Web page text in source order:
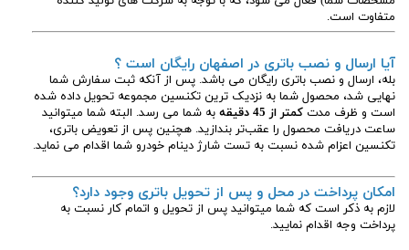
متفاوت است.
آیا ارسال و نصب باتری در اصفهان رایگان است ؟
بله، ارسال و نصب باتری رایگان می باشد. پس از آنکه ثبت سفارش شما
نهایی شد، محصول شما به نزدیک ترین تکنسین مجموعه تحویل داده شده
است و ظرف مدت کمتر از 45 دقیقه
به شما می رسد. البته شما میتوانید
ساعت دریافت محصول را عقب‌تر بندازید. هچنین پس از تعویض باتری،
تکنسین اعزام شده نسبت به تست شارژ دینام خودرو شما اقدام می نماید.
امکان پرداخت در محل و پس از تحویل باتری وجود دارد؟
لازم به ذکر است که شما میتوانید پس از تحویل و اتمام کار نسبت به
پرداخت وجه اقدام نمایید.